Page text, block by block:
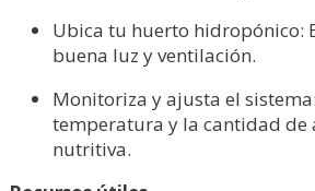
Ubica tu huerto hidropónico:
buena luz y ventilación.
Monitoriza y ajusta el
temperatura y la cantidad de
nutritiva.